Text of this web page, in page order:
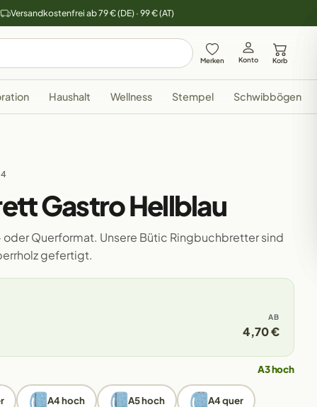
Versandkostenfrei ab 79 € (DE) · 99 € (AT)
Merken Konto Korb
Haushalt Wellness Stempel Schwibbögen
Gastro Hellblau
oder Querformat. Unsere Bütic Ringbuchbretter sind
gefertigt.
AB
4,70 €
A3 hoch
A4 hoch A5 hoch A4 quer